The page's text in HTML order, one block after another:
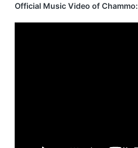
Official Music Video of Chammo: